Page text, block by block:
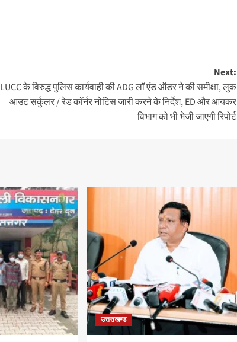
Next:
LUCC के विरुद्ध पुलिस कार्यवाही की ADG लॉ एंड ऑडर ने की समीक्षा, लुक
आउट सर्कुलर / रेड कॉर्नर नोटिस जारी करने के निर्देश, ED और आयकर
विभाग को भी भेजी जाएगी रिपोर्ट
उत्तराखण्ड